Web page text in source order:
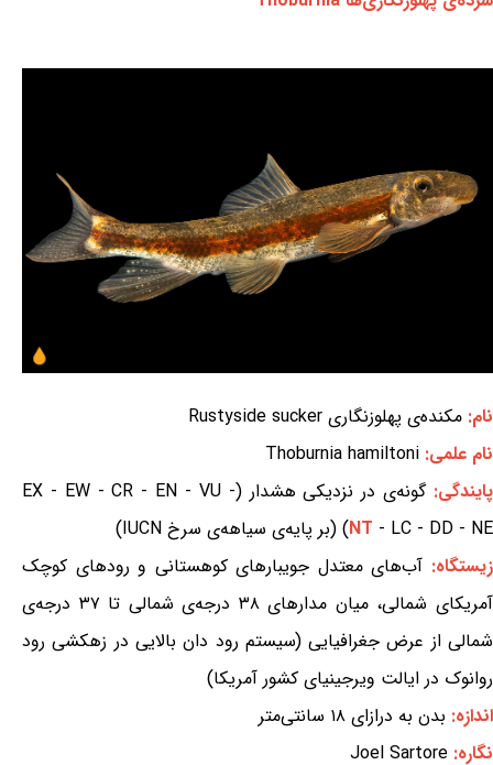
نام: مکنده‌ی پهلوزنگاری Rustyside sucker
نام علمی: Thoburnia hamiltoni
پایندگی:گونه‌ی در نزدیکی هشدار (EX - EW - CR - EN - VU -
NT - LC - DD - NE) (بر پایه‌ی سیاهه‌ی سرخ IUCN)
زیستگاه: آب‌های معتدل جویبارهای کوهستانی و رودهای کوچک
آمریکای شمالی، میان مدارهای ۳۸ درجه‌ی شمالی تا ۳۷ درجه‌ی
شمالی از عرض جغرافیایی (سیستم رود دان بالایی در زهکشی رود
روانوک در ایالت ویرجینیای کشور آمریکا)
اندازه: بدن به درازای ۱۸ سانتی‌متر
نگاره: Joel Sartore